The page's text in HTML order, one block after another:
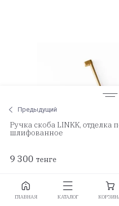
Предыдущий
Ручка скоба LINKK, отделка
шлифованное
9 300 тенге
ГЛАВНАЯ КАТАЛОГ